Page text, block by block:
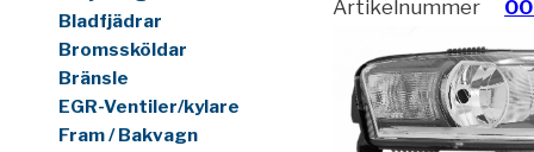
Bladfjädrar
Bromssköldar
Bränsle
EGR-Ventiler/kylare
Fram / Bakvagn
Artikelnummer